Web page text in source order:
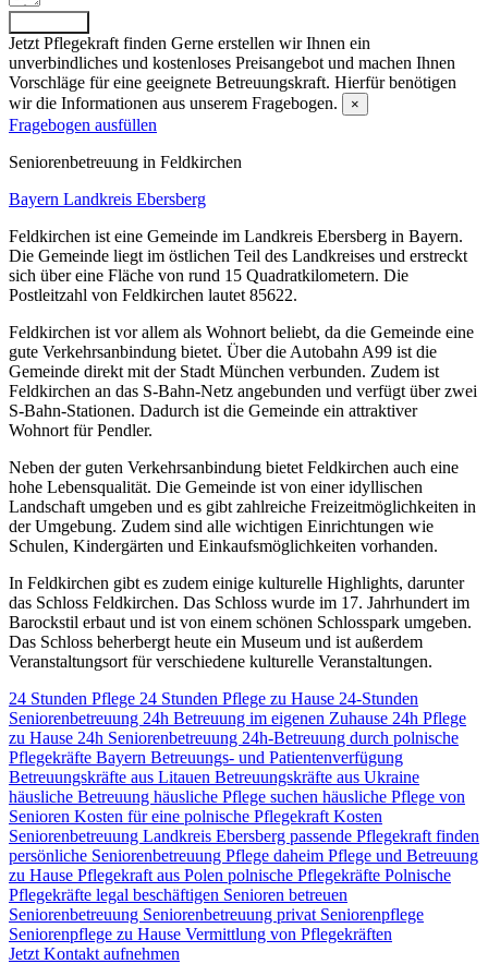
Jetzt Pflegekraft finden Gerne erstellen wir Ihnen ein
unverbindliches und kostenloses Preisangebot und machen Ihnen
Vorschläge für eine geeignete Betreuungskraft. Hierfür benötigen
wir die Informationen aus unserem Fragebogen.
×
Fragebogen ausfüllen
Senioren­betreuung in Feldkirchen
Bayern Landkreis Ebersberg
Feldkirchen ist eine Gemeinde im Landkreis Ebersberg in Bayern.
Die Gemeinde liegt im östlichen Teil des Landkreises und erstreckt
sich über eine Fläche von rund 15 Quadratkilometern. Die
Postleitzahl von Feldkirchen lautet 85622.
Feldkirchen ist vor allem als Wohnort beliebt, da die Gemeinde eine
gute Verkehrsanbindung bietet. Über die Autobahn A99 ist die
Gemeinde direkt mit der Stadt München verbunden. Zudem ist
Feldkirchen an das S-Bahn-Netz angebunden und verfügt über zwei
S-Bahn-Stationen. Dadurch ist die Gemeinde ein attraktiver
Wohnort für Pendler.
Neben der guten Verkehrsanbindung bietet Feldkirchen auch eine
hohe Lebensqualität. Die Gemeinde ist von einer idyllischen
Landschaft umgeben und es gibt zahlreiche Freizeitmöglichkeiten in
der Umgebung. Zudem sind alle wichtigen Einrichtungen wie
Schulen, Kindergärten und Einkaufsmöglichkeiten vorhanden.
In Feldkirchen gibt es zudem einige kulturelle Highlights, darunter
das Schloss Feldkirchen. Das Schloss wurde im 17. Jahrhundert im
Barockstil erbaut und ist von einem schönen Schlosspark umgeben.
Das Schloss beherbergt heute ein Museum und ist außerdem
Veranstaltungsort für verschiedene kulturelle Veranstaltungen.
24 Stunden Pflege 24 Stunden Pflege zu Hause 24-Stunden
Seniorenbetreuung 24h Betreuung im eigenen Zuhause 24h Pflege
zu Hause 24h Seniorenbetreuung 24h-Betreuung durch polnische
Pflegekräfte Bayern Betreuungs- und Patientenverfügung
Betreuungskräfte aus Litauen Betreuungskräfte aus Ukraine
häusliche Betreuung häusliche Pflege suchen häusliche Pflege von
Senioren Kosten für eine polnische Pflegekraft Kosten
Seniorenbetreuung Landkreis Ebersberg passende Pflegekraft finden
persönliche Seniorenbetreuung Pflege daheim Pflege und Betreuung
zu Hause Pflegekraft aus Polen polnische Pflegekräfte Polnische
Pflegekräfte legal beschäftigen Senioren betreuen
Seniorenbetreuung Seniorenbetreuung privat Seniorenpflege
Seniorenpflege zu Hause Vermittlung von Pflegekräften
Jetzt Kontakt aufnehmen